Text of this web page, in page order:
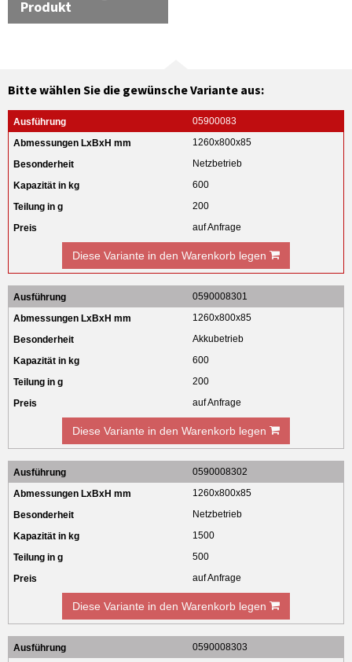
Produkt
Bitte wählen Sie die gewünsche Variante aus:
05900083
1260x800x85
Netzbetrieb
600
200
auf Anfrage
Diese Variante in den Warenkorb legen
0590008301
1260x800x85
Akkubetrieb
600
200
auf Anfrage
Diese Variante in den Warenkorb legen
0590008302
1260x800x85
Netzbetrieb
1500
500
auf Anfrage
Diese Variante in den Warenkorb legen
0590008303